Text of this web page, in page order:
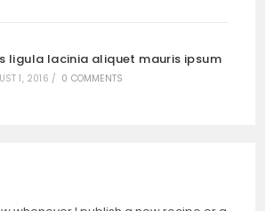
ligula lacinia aliquet mauris ipsum
1, 2016 / 0 COMMENTS